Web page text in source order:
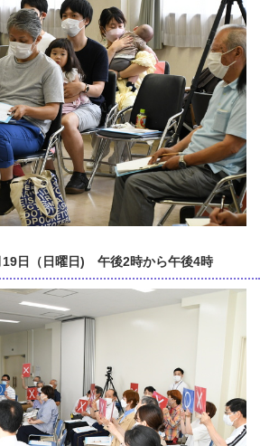
19日（日曜日) 午後2時から午後4時